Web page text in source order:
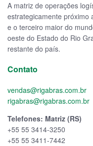
A matriz de operações
estrategicamente próximo
e o terceiro maior do
oeste do Estado do Rio
restante do país.
Contato
vendas@rigabras.com.br
rigabras@rigabras.com.br
Telefones: Matriz (RS)
+55 55 3414-3250
+55 55 3411-7442